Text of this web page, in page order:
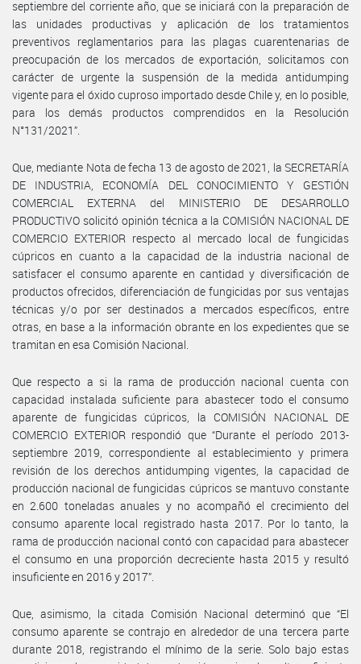
septiembre del corriente año, que se iniciará con la preparación de
las unidades productivas y aplicación de los tratamientos
preventivos reglamentarios para las plagas cuarentenarias de
preocupación de los mercados de exportación, solicitamos con
carácter de urgente la suspensión de la medida antidumping
vigente para el óxido cuproso importado desde Chile y, en lo posible,
para los demás productos comprendidos en la Resolución
N°131/2021”.
Que, mediante Nota de fecha 13 de agosto de 2021, la SECRETARÍA
DE INDUSTRIA, ECONOMÍA DEL CONOCIMIENTO Y GESTIÓN
COMERCIAL EXTERNA del MINISTERIO DE DESARROLLO
PRODUCTIVO solicitó opinión técnica a la COMISIÓN NACIONAL DE
COMERCIO EXTERIOR respecto al mercado local de fungicidas
cúpricos en cuanto a la capacidad de la industria nacional de
satisfacer el consumo aparente en cantidad y diversificación de
productos ofrecidos, diferenciación de fungicidas por sus ventajas
técnicas y/o por ser destinados a mercados específicos, entre
otras, en base a la información obrante en los expedientes que se
tramitan en esa Comisión Nacional.
Que respecto a si la rama de producción nacional cuenta con
capacidad instalada suficiente para abastecer todo el consumo
aparente de fungicidas cúpricos, la COMISIÓN NACIONAL DE
COMERCIO EXTERIOR respondió que “Durante el período 2013-
septiembre 2019, correspondiente al establecimiento y primera
revisión de los derechos antidumping vigentes, la capacidad de
producción nacional de fungicidas cúpricos se mantuvo constante
en 2.600 toneladas anuales y no acompañó el crecimiento del
consumo aparente local registrado hasta 2017. Por lo tanto, la
rama de producción nacional contó con capacidad para abastecer
el consumo en una proporción decreciente hasta 2015 y resultó
insuficiente en 2016 y 2017”.
Que, asimismo, la citada Comisión Nacional determinó que “El
consumo aparente se contrajo en alrededor de una tercera parte
durante 2018, registrando el mínimo de la serie. Solo bajo estas